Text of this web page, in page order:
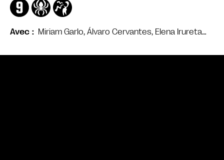
Avec Miriam Garlo, Álvaro Cervantes, Elena Irureta…